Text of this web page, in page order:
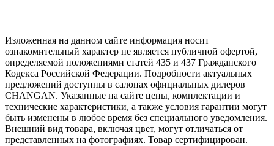
Изложенная на данном сайте информация носит
ознакомительный характер не является публичной офертой,
определяемой положениями статей 435 и 437 Гражданского
Кодекса Российской Федерации. Подробности актуальных
предложений доступны в салонах официальных дилеров
CHANGAN. Указанные на сайте цены, комплектации и
технические характеристики, а также условия гарантии могут
быть изменены в любое время без специального уведомления.
Внешний вид товара, включая цвет, могут отличаться от
представленных на фотографиях. Товар сертифицирован.